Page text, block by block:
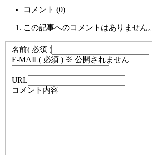
コメント (0)
この記事へのコメントはありません。
名前( 必須 )
E-MAIL( 必須 ) ※ 公開されません
URL
コメント内容